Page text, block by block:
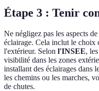
Étape 3 : Tenir
Ne négligez pas les aspects
éclairage. Cela inclut le choix
l'extérieur. Selon l'INSEE,
visibilité dans les zones
installant des éclairages dans
les chemins ou les marches,
de chutes.